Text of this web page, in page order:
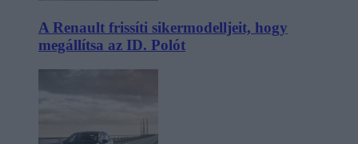
A Renault frissíti sikermodelljeit, hogy
megállítsa az ID. Polót